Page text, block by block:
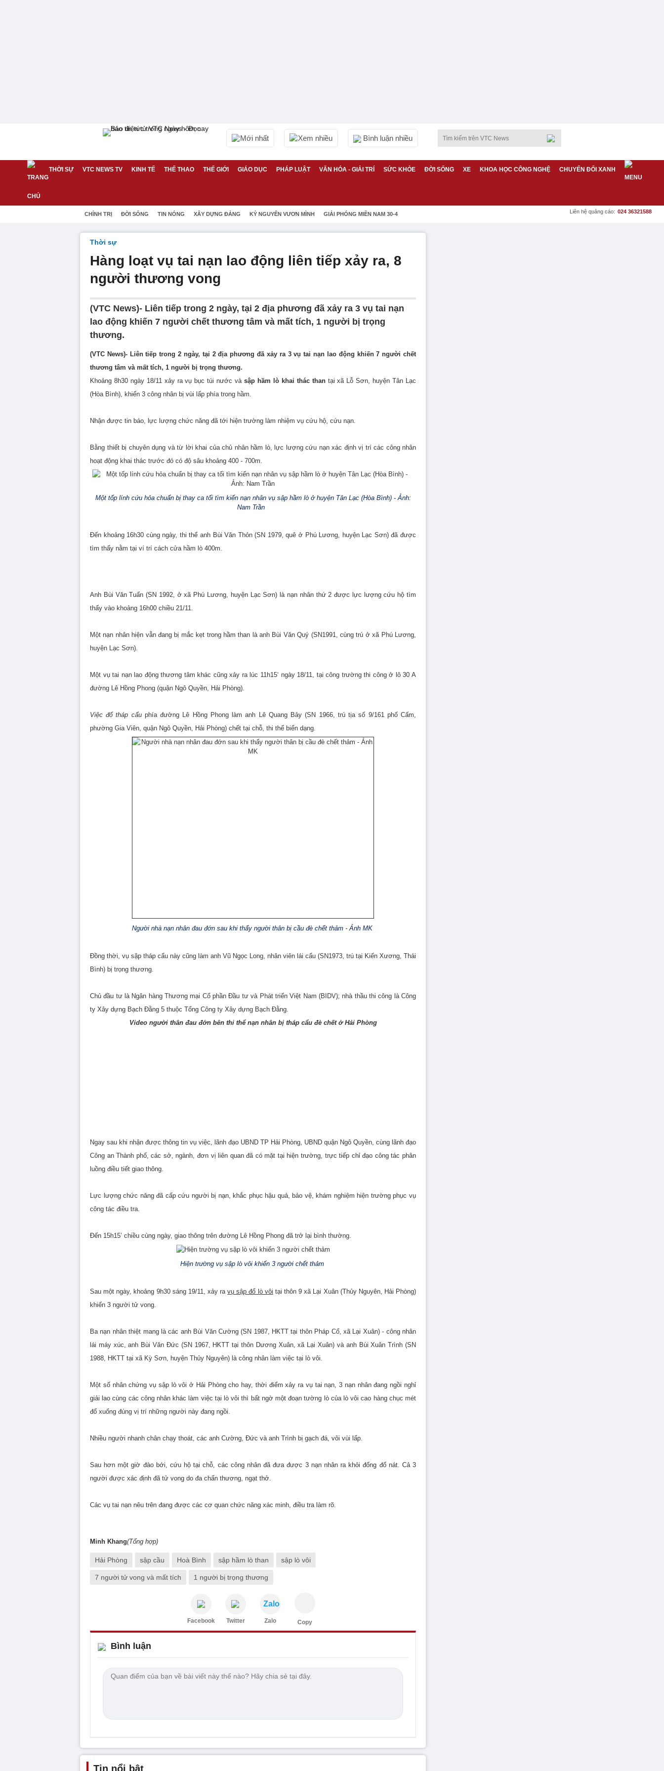
Mới nhất Xem nhiều Bình luận nhiều
THỜI SỰ VTC NEWS TV KINH TẾ THỂ THAO THẾ GIỚI GIÁO DỤC PHÁP LUẬT VĂN HÓA - GIẢI TRÍ SỨC KHỎE ĐỜI SỐNG XE KHOA HỌC CÔNG NGHỆ CHUYỂN ĐỔI XANH
CHÍNH TRỊ ĐỜI SỐNG TIN NÓNG XÂY DỰNG ĐẢNG KỶ NGUYÊN VƯƠN MÌNH GIẢI PHÓNG MIỀN NAM 30-4 Liên hệ quảng cáo: 024 36321588
Thời sự
Hàng loạt vụ tai nạn lao động liên tiếp xảy ra, 8
người thương vong
(VTC News)- Liên tiếp trong 2 ngày, tại 2 địa phương đã xảy ra 3 vụ tai nạn
lao động khiến 7 người chết thương tâm và mất tích, 1 người bị trọng
thương.
(VTC News)- Liên tiếp trong 2 ngày, tại 2 địa phương đã xảy ra 3 vụ tai nạn lao động khiến 7 người chết
thương tâm và mất tích, 1 người bị trọng thương.
Khoảng 8h30 ngày 18/11 xảy ra vụ bục túi nước vàsập hầm lò khai thác thantại xã Lỗ Sơn, huyện Tân Lạc
(Hòa Bình), khiến 3 công nhân bị vùi lấp phía trong hầm.
Nhận được tin báo, lực lượng chức năng đã tới hiện trường làm nhiệm vụ cứu hộ, cứu nạn.
Bằng thiết bị chuyên dụng và từ lời khai của chủ nhân hầm lò, lực lượng cứu nạn xác định vị trí các công nhân
hoạt động khai thác trước đó có độ sâu khoảng 400 - 700m.
Một tốp lính cứu hỏa chuẩn bị thay ca tối tìm kiến nạn nhân vụ sập hầm lò ở huyện Tân Lạc (Hòa Bình) - Ảnh:
Nam Trần
Đến khoảng 16h30 cùng ngày, thi thể anh Bùi Văn Thỏn (SN 1979, quê ở Phú Lương, huyện Lạc Sơn) đã được
tìm thấy nằm tại ví trí cách cửa hầm lò 400m.
Anh Bùi Văn Tuấn (SN 1992, ở xã Phú Lương, huyện Lạc Sơn) là nạn nhân thứ 2 được lực lượng cứu hộ tìm
thấy vào khoảng 16h00 chiều 21/11.
Một nạn nhân hiện vẫn đang bị mắc kẹt trong hầm than là anh Bùi Văn Quý (SN1991, cùng trú ở xã Phú Lương,
huyện Lạc Sơn).
Một vụ tai nạn lao động thương tâm khác cũng xảy ra lúc 11h15‘ ngày 18/11, tại công trường thi công ở lô 30 A
đường Lê Hồng Phong (quận Ngô Quyền, Hải Phòng).
Việc đổ tháp cẩuphía đường Lê Hồng Phong làm anh Lê Quang Bảy (SN 1966, trú tịa số 9/161 phố Cấm,
phường Gia Viên, quận Ngô Quyền, Hải Phòng) chết tại chỗ, thi thể biển dạng.
Người nhà nạn nhân đau đớn sau khi thấy người thân bị cầu đè chết thảm - Ảnh MK
Đồng thời, vụ sập tháp cẩu này cũng làm anh Vũ Ngọc Long, nhân viên lái cẩu (SN1973, trú tại Kiến Xương, Thái
Bình) bị trọng thương.
Chủ đầu tư là Ngân hàng Thương mại Cổ phần Đầu tư và Phát triển Việt Nam (BIDV); nhà thầu thi công là Công
ty Xây dựng Bạch Đằng 5 thuộc Tổng Công ty Xây dựng Bạch Đằng.
Video người thân đau đớn bên thi thể nạn nhân bị tháp cẩu đè chết ở Hải Phòng
Ngay sau khi nhận được thông tin vụ việc, lãnh đạo UBND TP Hải Phòng, UBND quận Ngô Quyền, cùng lãnh đạo
Công an Thành phố, các sở, ngành, đơn vị liên quan đã có mặt tại hiện trường, trực tiếp chỉ đạo công tác phân
luồng điều tiết giao thông.
Lực lượng chức năng đã cấp cứu người bị nạn, khắc phục hậu quả, bảo vệ, khám nghiệm hiện trường phục vụ
công tác điều tra.
Đến 15h15’ chiều cùng ngày, giao thông trên đường Lê Hồng Phong đã trở lại bình thường.
Hiện trường vụ sập lò vôi khiến 3 người chết thảm
Sau một ngày, khoảng 9h30 sáng 19/11, xảy ravụ sập đổ lò vôi tại thôn 9 xã Lại Xuân (Thủy Nguyên, Hải Phòng)
khiến 3 người tử vong.
Ba nạn nhân thiệt mang là các anh Bùi Văn Cường (SN 1987, HKTT tại thôn Pháp Cổ, xã Lại Xuân) - công nhân
lái máy xúc, anh Bùi Văn Đức (SN 1967, HKTT tại thôn Dương Xuân, xã Lại Xuân) và anh Bùi Xuân Trình (SN
1988, HKTT tại xã Kỳ Sơn, huyện Thủy Nguyên) là công nhân làm việc tại lò vôi.
Một số nhân chứng vụ sập lò vôi ở Hải Phòng cho hay, thời điểm xảy ra vụ tai nạn, 3 nạn nhân đang ngồi nghỉ
giải lao cùng các công nhân khác làm việc tại lò vôi thì bất ngờ một đoạn tường lò của lò vôi cao hàng chục mét
đổ xuống đúng vị trí những người này đang ngồi.
Nhiều người nhanh chân chạy thoát, các anh Cường, Đức và anh Trình bị gạch đá, vôi vùi lấp.
Sau hơn một giờ đào bới, cứu hộ tại chỗ, các công nhân đã đưa được 3 nạn nhân ra khỏi đống đổ nát. Cả 3
người được xác định đã tử vong do đa chấn thương, ngạt thở.
Các vụ tai nạn nêu trên đang được các cơ quan chức năng xác minh, điều tra làm rõ.
Minh Khang(Tổng hợp)
Hải Phòng sập cầu Hoà Bình sập hầm lò than sập lò vôi
7 người tử vong và mất tích 1 người bị trọng thương
Facebook Twitter
Zalo
Zalo Copy
Bình luận
Tin nổi bật